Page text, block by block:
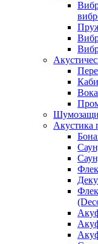
Акустика